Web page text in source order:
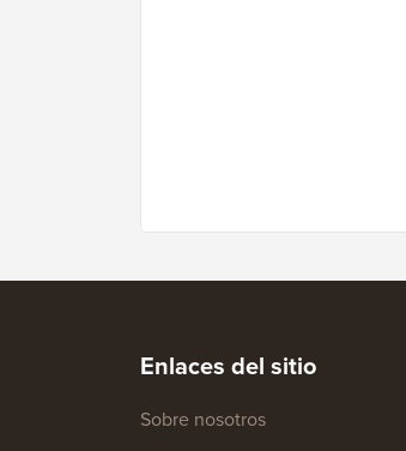
Enlaces del sitio
Sobre nosotros